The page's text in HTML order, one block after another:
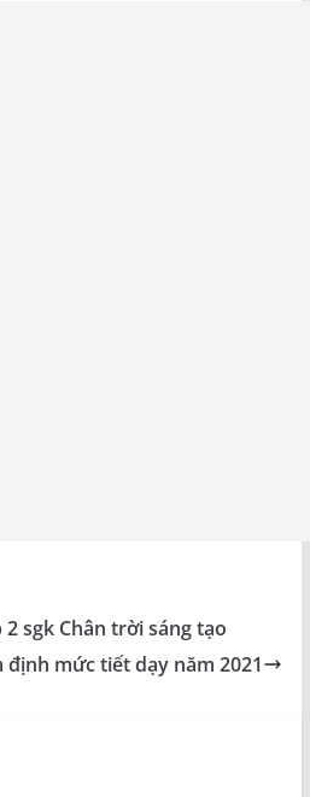
sgk Chân trời sáng tạo
định mức tiết dạy năm 2021